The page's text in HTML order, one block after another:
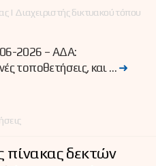
| Διαχειριστής δικτυακού τόπου
2026 – ΑΔΑ:
τοποθετήσεις, και … ➜
δεκτών